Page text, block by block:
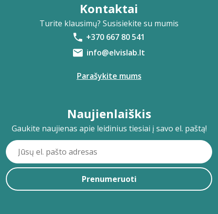
Kontaktai
Turite klausimų? Susisiekite su mumis
+370 667 80 541
info@elvislab.lt
Parašykite mums
Naujienlaiškis
Gaukite naujienas apie leidinius tiesiai į savo el. paštą!
Prenumeruoti